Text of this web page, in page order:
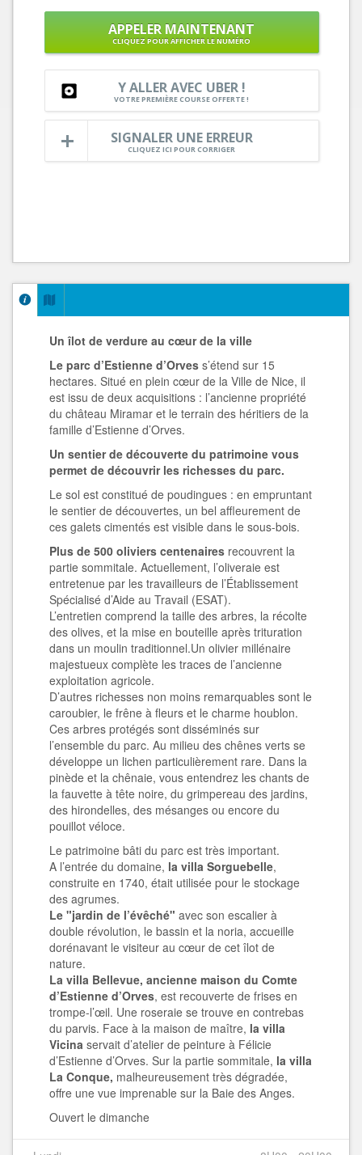
APPELER MAINTENANT
CLIQUEZ POUR AFFICHER LE NUMÉRO
Y ALLER AVEC UBER !
VOTRE PREMIÈRE COURSE OFFERTE !
SIGNALER UNE ERREUR
CLIQUEZ ICI POUR CORRIGER
Un îlot de verdure au cœur de la ville
Le parc d’Estienne d’Orves s’étend sur 15
hectares. Situé en plein cœur de la Ville de Nice, il
est issu de deux acquisitions : l’ancienne propriété
du château Miramar et le terrain des héritiers de la
famille d’Estienne d’Orves.
Un sentier de découverte du patrimoine vous
permet de découvrir les richesses du parc.
Le sol est constitué de poudingues : en empruntant
le sentier de découvertes, un bel affleurement de
ces galets cimentés est visible dans le sous-bois.
Plus de 500 oliviers centenaires recouvrent la
partie sommitale. Actuellement, l’oliveraie est
entretenue par les travailleurs de l’Établissement
Spécialisé d’Aide au Travail (ESAT).
L’entretien comprend la taille des arbres, la récolte
des olives, et la mise en bouteille après trituration
dans un moulin traditionnel.Un olivier millénaire
majestueux complète les traces de l’ancienne
exploitation agricole.
D’autres richesses non moins remarquables sont le
caroubier, le frêne à fleurs et le charme houblon.
Ces arbres protégés sont disséminés sur
l’ensemble du parc. Au milieu des chênes verts se
développe un lichen particulièrement rare. Dans la
pinède et la chênaie, vous entendrez les chants de
la fauvette à tête noire, du grimpereau des jardins,
des hirondelles, des mésanges ou encore du
pouillot véloce.
Le patrimoine bâti du parc est très important.
A l’entrée du domaine, la villa Sorguebelle,
construite en 1740, était utilisée pour le stockage
des agrumes.
Le "jardin de l’évêché" avec son escalier à
double révolution, le bassin et la noria, accueille
dorénavant le visiteur au cœur de cet îlot de
nature.
La villa Bellevue, ancienne maison du Comte
d’Estienne d’Orves, est recouverte de frises en
trompe-l’œil. Une roseraie se trouve en contrebas
du parvis. Face à la maison de maître, la villa
Vicina servait d’atelier de peinture à Félicie
d’Estienne d’Orves. Sur la partie sommitale, la villa
La Conque, malheureusement très dégradée,
offre une vue imprenable sur la Baie des Anges.
Ouvert le dimanche